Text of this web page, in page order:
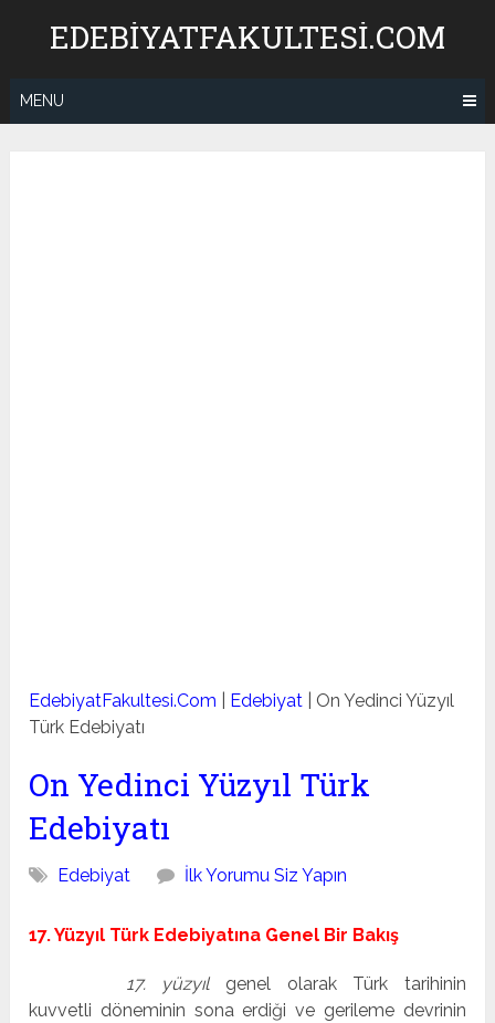
EDEBIYATFAKULTESI.COM
MENU
EdebiyatFakultesi.Com Edebiyat
On Yedinci Yüzyıl
Türk Edebiyatı
On Yedinci Yüzyıl Türk
Edebiyatı
Edebiyat İlk Yorumu Siz Yapın
17. Yüzyıl Türk Edebiyatına Genel Bir Bakış
17. yüzyılgenel olarak Türk tarihinin
kuvvetli döneminin sona erdiği ve gerileme devrinin